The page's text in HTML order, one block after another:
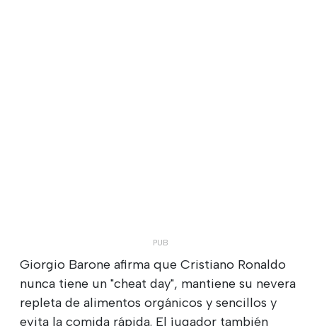
Giorgio Barone afirma que Cristiano Ronaldo
nunca tiene un "cheat day", mantiene su nevera
repleta de alimentos orgánicos y sencillos y
evita la comida rápida. El jugador también